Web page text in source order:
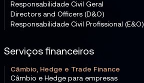
Responsabilidade Civil Geral
Directors and Officers (D&O)
Responsabilidade Civil Profissional (E&O)
Serviços financeiros
Câmbio, Hedge e Trade Finance
Câmbio e Hedge para empresas